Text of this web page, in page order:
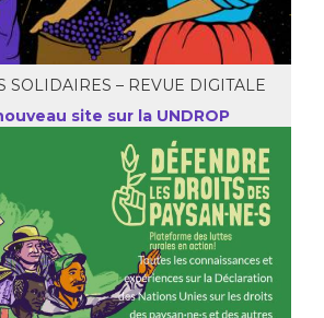
SOLIDAIRES – REVUE DIGITALE
site sur la UNDROP